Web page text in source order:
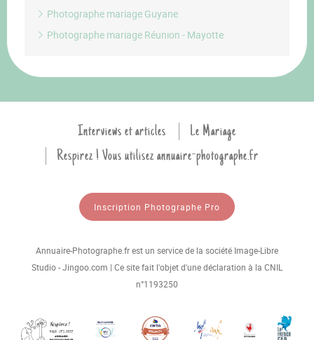
Photographe mariage Guyane
Photographe mariage Réunion - Mayotte
Interviews et articles
Le Mariage
Respirez ! Vous utilisez annuaire-photographe.fr
Inscription Photographe Pro
Annuaire-Photographe.fr est un service de la société Image-Libre
Studio - Jingoo.com | Ce site fait l'objet d'une déclaration à la CNIL
n°1193250